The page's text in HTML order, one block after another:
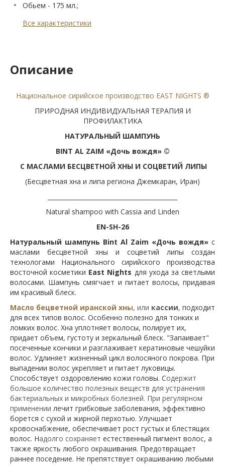
Обьем - 175 мл.;
Все характеристики
Описание
Национальное сирийское производство EAST NIGHTS ®
ПРИРОДНАЯ ИНДИВИДУАЛЬНАЯ ТЕРАПИЯ И
ПРОФИЛАКТИКА
НАТУРАЛЬНЫЙ ШАМПУНЬ
BINT AL ZAIM «Дочь вождя» ©
С МАСЛАМИ БЕСЦВЕТНОЙ ХНЫ И СОЦВЕТИЙ ЛИПЫ
(Бесцветная хна и липа региона Джемкаран, Иран)
Natural shampoo with Cassia and Linden
EN-SH-26
Натуральный шампунь Bint Al Zaim «Дочь вождя» с
маслами бесцветной хны и соцветий липы создан
технологами Национального сирийского производства
восточной косметики East Nights для ухода засветлыми
волосами. Шампунь смягчает и питает волосы, придавая
им красивый блеск.
Масло бецветной иранской хны, или кассии, подходит
для всех типов волос. Особенно полезно для тонких и
ломких волос. Хна уплотняет волосы, полирует их,
придает объем, густоту и зеркальный блеск. "Запаивает"
посеченные кончики и разглаживает кератиновые чешуйки
волос. Удлиняет жизненный цикл волосяного покрова. При
выпадении волос укрепляет и питает луковицы.
Способствует оздоровлению кожи головы. Содержит
большое количество полезных веществ для устранения
бактериальных и микробных болезней. При регулярном
применении лечит грибковые заболевания, эффективно
борется с сухой и жирной перхотью. Улучшает
кровоснабжение, обеспечивает рост густых и блестящих
волос. Надолго сохраняет естественный пигмент волос, а
также яркость любого окрашивания. Предотвращает
раннее поседение. Не препятствует окрашиванию любыми